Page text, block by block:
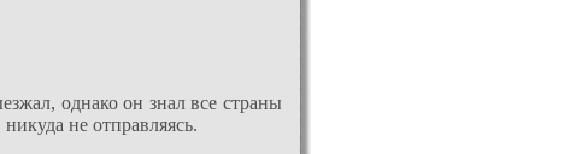
однако он знал все страны
не отправляясь.